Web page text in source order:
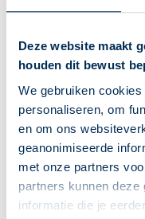
Deze website maakt
houden dit bewust
We gebruiken
personaliseren, om
en om ons
geanonimiseerde
met onze partners
partners kunnen deze
informatie die je